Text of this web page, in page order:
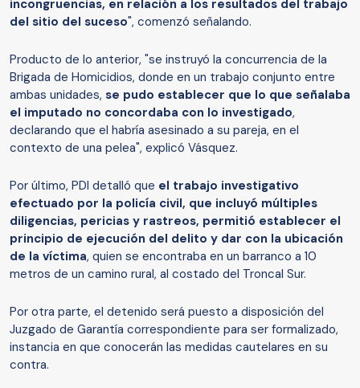
incongruencias, en relación a los resultados del trabajo
del sitio del suceso", comenzó señalando.
Producto de lo anterior, "se instruyó la concurrencia de la
Brigada de Homicidios, donde en un trabajo conjunto entre
ambas unidades, se pudo establecer que lo que señalaba
el imputado no concordaba con lo investigado,
declarando que el habría asesinado a su pareja, en el
contexto de una pelea", explicó Vásquez.
Por último, PDI detalló que el trabajo investigativo
efectuado por la policía civil, que incluyó múltiples
diligencias, pericias y rastreos, permitió establecer el
principio de ejecución del delito y dar con la ubicación
de la víctima, quien se encontraba en un barranco a 10
metros de un camino rural, al costado del Troncal Sur.
Por otra parte, el detenido será puesto a disposición del
Juzgado de Garantía correspondiente para ser formalizado,
instancia en que conocerán las medidas cautelares en su
contra.